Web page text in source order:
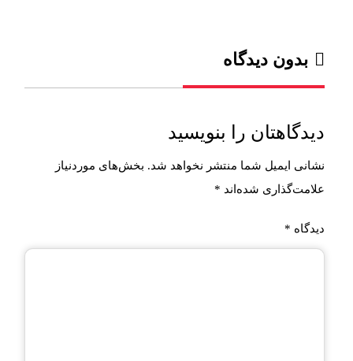
بدون دیدگاه
دیدگاهتان را بنویسید
نشانی ایمیل شما منتشر نخواهد شد. بخش‌های موردنیاز
علامت‌گذاری شده‌اند *
دیدگاه *